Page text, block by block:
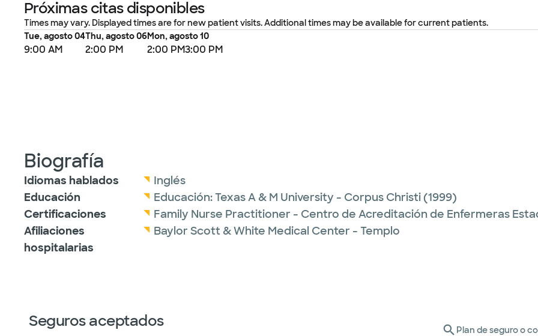
Próximas citas disponibles
Times may vary. Displayed times are for new patient visits. Additional times may be available for current patients.
Tue, agosto 04
9:00 AM
Thu, agosto 06
2:00 PM
Mon, agosto 10
2:00 PM3:00 PM
Biografía
Idiomas hablados
Inglés
Educación
Educación:Texas A & M University - Corpus Christi(1999)
Certificaciones
Family Nurse Practitioner - Centro de Acreditación de Enfermeras
Afiliaciones
hospitalarias
Baylor Scott & White Medical Center - Templo
Seguros aceptados Plan de seguro o